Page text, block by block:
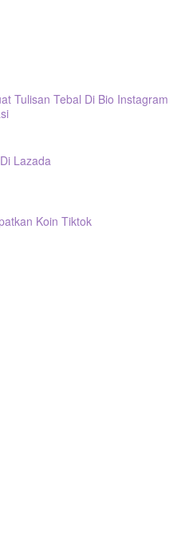
Tulisan Tebal Di Bio Instagram
Lazada
Koin Tiktok